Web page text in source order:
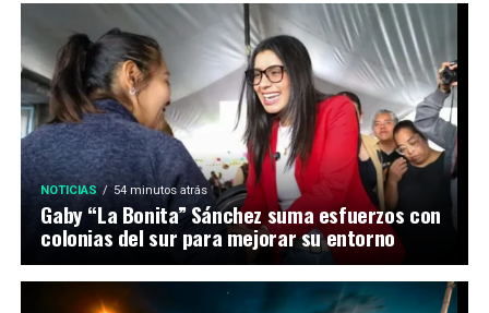
NOTICIAS 54 minutos atrás
Gaby “La Bonita” Sánchez suma esfuerzos con
colonias del sur para mejorar su entorno